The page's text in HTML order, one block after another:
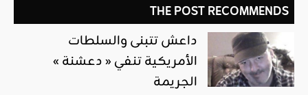
THE POST RECOMMENDS
داعش تتبنى والسلطات
الأمريكية تنفي « دعشنة »
الجريمة